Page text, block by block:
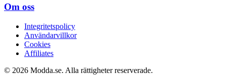
Om oss
Integritetspolicy
Användarvillkor
Cookies
Affiliates
© 2026 Modda.se. Alla rättigheter reserverade.